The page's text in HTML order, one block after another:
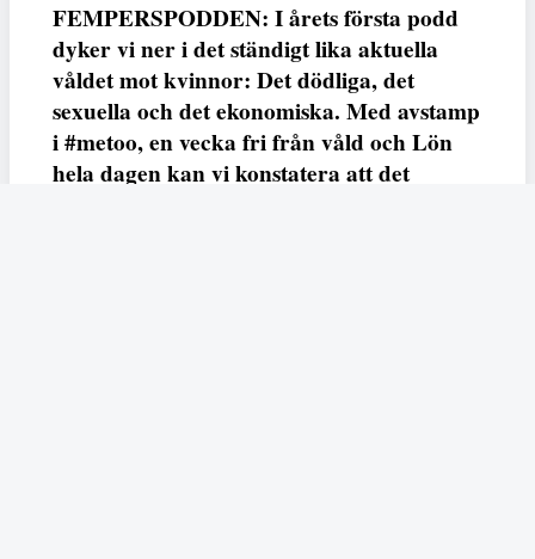
FEMPERSPODDEN: I årets första podd
dyker vi ner i det ständigt lika aktuella
våldet mot kvinnor: Det dödliga, det
sexuella och det ekonomiska. Med avstamp
i #metoo, en vecka fri från våld och Lön
hela dagen kan vi konstatera att det